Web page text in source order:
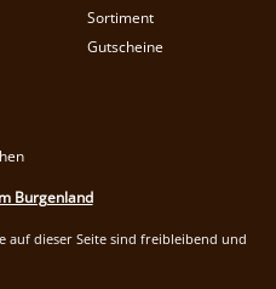
Sortiment
Gutscheine
Burgenland
auf dieser Seite sind freibleibend und